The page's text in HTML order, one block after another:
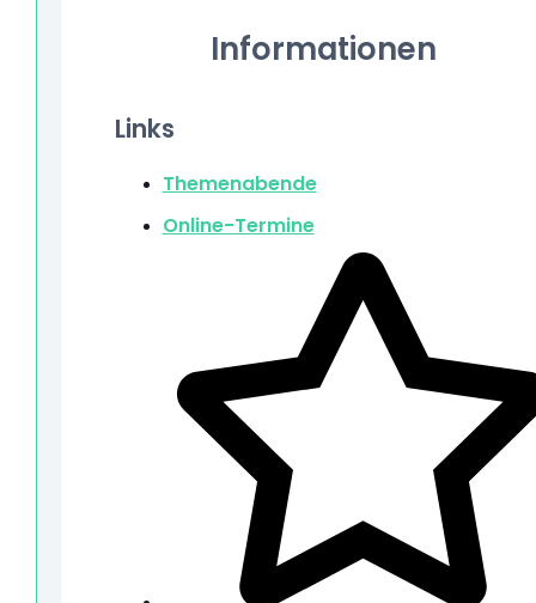
Informationen
Links
Themenabende
Online-Termine